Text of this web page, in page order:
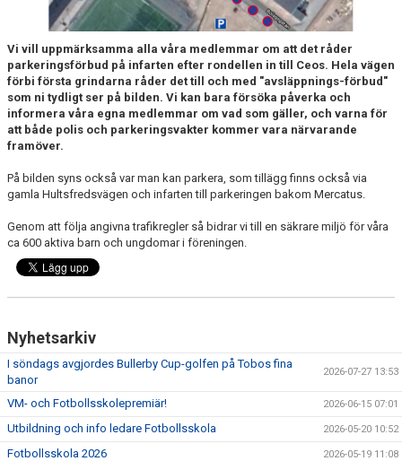
Vi vill uppmärksamma alla våra medlemmar om att det råder
parkeringsförbud på infarten efter rondellen in till Ceos. Hela vägen
förbi första grindarna råder det till och med "avsläppnings-förbud"
som ni tydligt ser på bilden. Vi kan bara försöka påverka och
informera våra egna medlemmar om vad som gäller, och varna för
att både polis och parkeringsvakter kommer vara närvarande
framöver.
På bilden syns också var man kan parkera, som tillägg finns också via
gamla Hultsfredsvägen och infarten till parkeringen bakom Mercatus.
Genom att följa angivna trafikregler så bidrar vi till en säkrare miljö för våra
ca 600 aktiva barn och ungdomar i föreningen.
Nyhetsarkiv
I söndags avgjordes Bullerby Cup-golfen på Tobos fina
banor
2026-07-27 13:53
VM- och Fotbollsskolepremiär! 2026-06-15 07:01
Utbildning och info ledare Fotbollsskola 2026-05-20 10:52
Fotbollsskola 2026 2026-05-19 11:08